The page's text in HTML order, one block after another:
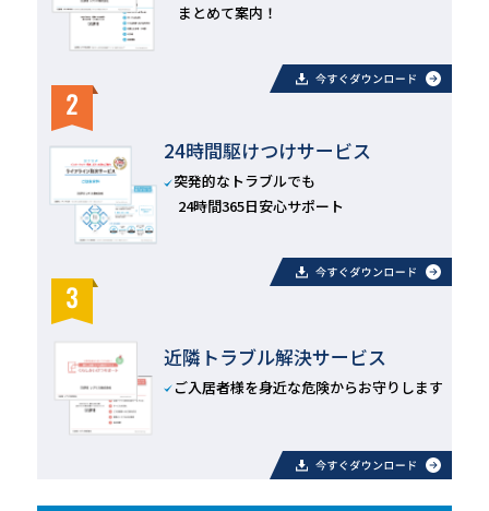
まとめて案内！
24時間駆けつけサービス
突発的なトラブルでも
24時間365日安心サポート
近隣トラブル解決サービス
ご入居者様を身近な危険からお守りします